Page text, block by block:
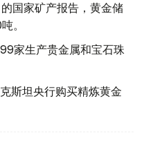
国家矿产报告，黄金储
。
家生产贵金属和宝石珠
斯坦央行购买精炼黄金